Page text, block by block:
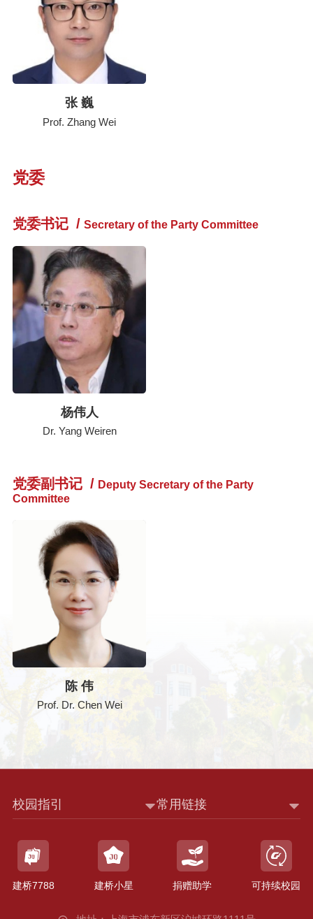
张 巍
Prof. Zhang Wei
党委
党委书记 / Secretary of the Party Committee
杨伟人
Dr. Yang Weiren
党委副书记 / Deputy Secretary of the Party
Committee
陈 伟
Prof. Dr. Chen Wei
校园指引 常用链接
建桥7788 建桥小星 捐赠助学 可持续校园